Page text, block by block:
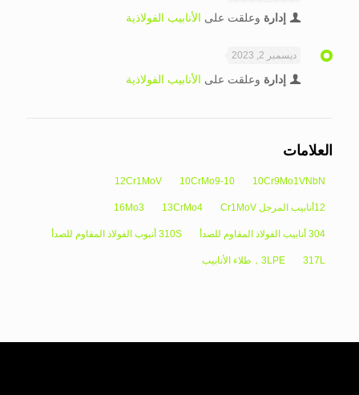
إدارة وعلقت على الأنابيب الفولاذية
ديسمبر 2, 2023
إدارة وعلقت على الأنابيب الفولاذية
العلامات
10Cr9Mo1VNbN
10CrMo9-10
12Cr1MoV
12أنابيب المرجل Cr1MoV 13CrMo4
16Mo3
304 أنابيب الفولاذ المقاوم للصدأ 310S أنبوب الفولاذ المقاوم للصدأ
317L 3LPE，طلاء الأنابيب